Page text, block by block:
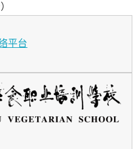
平台